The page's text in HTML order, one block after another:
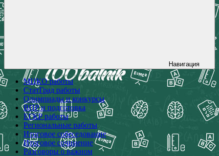
Навигация
МЦКО работы
СтатГрад работы
Олимпиады и конкурсы
ВПР и подготовка
ЕГКР работы
Региональные работы
Итоговое собеседование
Итоговое сочинение
Разговоры о важном